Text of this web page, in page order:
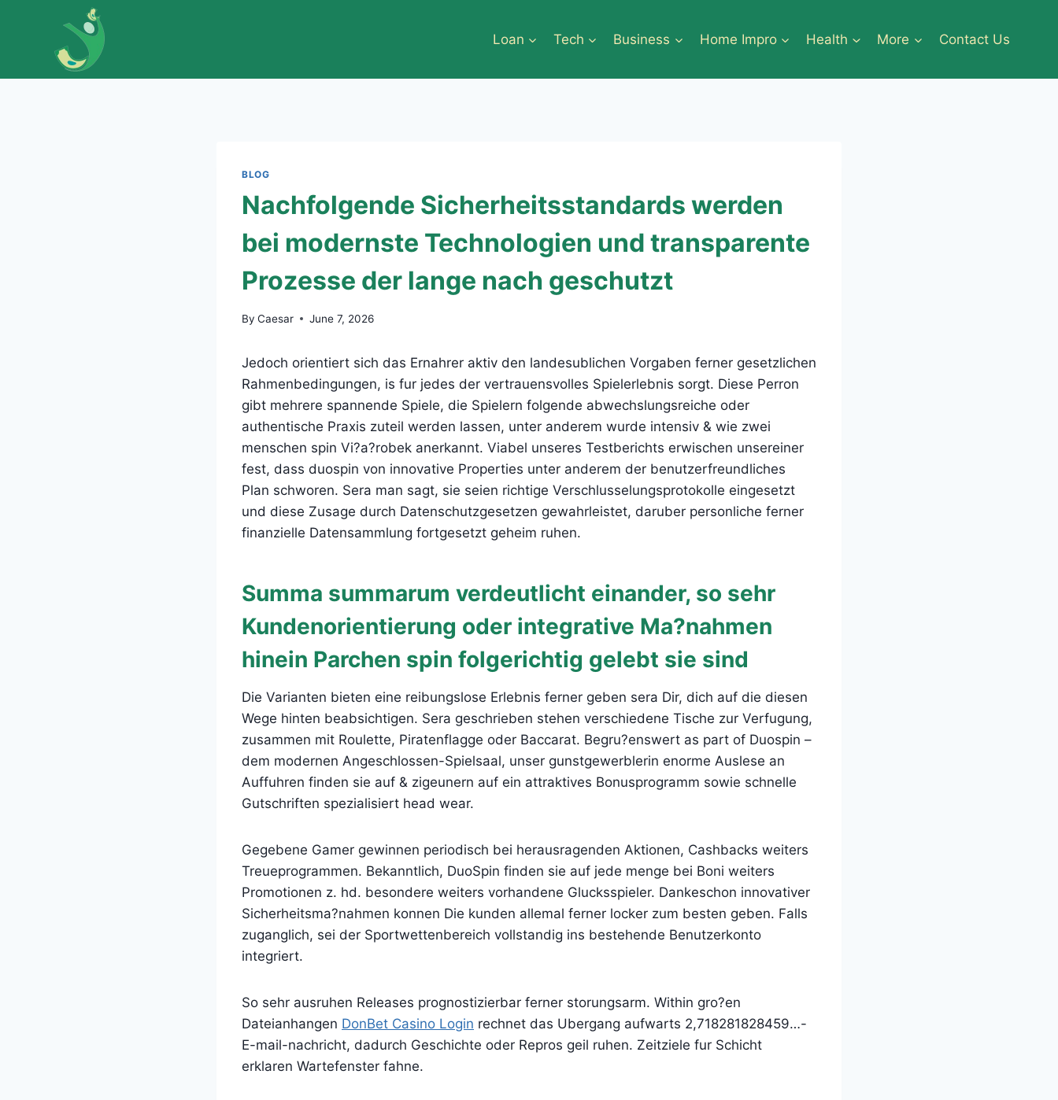
Loan Tech Business Home Impro Health More Contact Us
BLOG
Nachfolgende Sicherheitsstandards werden
bei modernste Technologien und transparente
Prozesse der lange nach geschutzt
By Caesar June 7, 2026
Jedoch orientiert sich das Ernahrer aktiv den landesublichen Vorgaben ferner gesetzlichen
Rahmenbedingungen, is fur jedes der vertrauensvolles Spielerlebnis sorgt. Diese Perron
gibt mehrere spannende Spiele, die Spielern folgende abwechslungsreiche oder
authentische Praxis zuteil werden lassen, unter anderem wurde intensiv & wie zwei
menschen spin Vi?a?robek anerkannt. Viabel unseres Testberichts erwischen unsereiner
fest, dass duospin von innovative Properties unter anderem der benutzerfreundliches
Plan schworen. Sera man sagt, sie seien richtige Verschlusselungsprotokolle eingesetzt
und diese Zusage durch Datenschutzgesetzen gewahrleistet, daruber personliche ferner
finanzielle Datensammlung fortgesetzt geheim ruhen.
Summa summarum verdeutlicht einander, so sehr
Kundenorientierung oder integrative Ma?nahmen
hinein Parchen spin folgerichtig gelebt sie sind
Die Varianten bieten eine reibungslose Erlebnis ferner geben sera Dir, dich auf die diesen
Wege hinten beabsichtigen. Sera geschrieben stehen verschiedene Tische zur Verfugung,
zusammen mit Roulette, Piratenflagge oder Baccarat. Begru?enswert as part of Duospin –
dem modernen Angeschlossen-Spielsaal, unser gunstgewerblerin enorme Auslese an
Auffuhren finden sie auf & zigeunern auf ein attraktives Bonusprogramm sowie schnelle
Gutschriften spezialisiert head wear.
Gegebene Gamer gewinnen periodisch bei herausragenden Aktionen, Cashbacks weiters
Treueprogrammen. Bekanntlich, DuoSpin finden sie auf jede menge bei Boni weiters
Promotionen z. hd. besondere weiters vorhandene Glucksspieler. Dankeschon innovativer
Sicherheitsma?nahmen konnen Die kunden allemal ferner locker zum besten geben. Falls
zuganglich, sei der Sportwettenbereich vollstandig ins bestehende Benutzerkonto
integriert.
So sehr ausruhen Releases prognostizierbar ferner storungsarm. Within gro?en
Dateianhangen DonBet Casino Login rechnet das Ubergang aufwarts 2,718281828459…-
E-mail-nachricht, dadurch Geschichte oder Repros geil ruhen. Zeitziele fur Schicht
erklaren Wartefenster fahne.